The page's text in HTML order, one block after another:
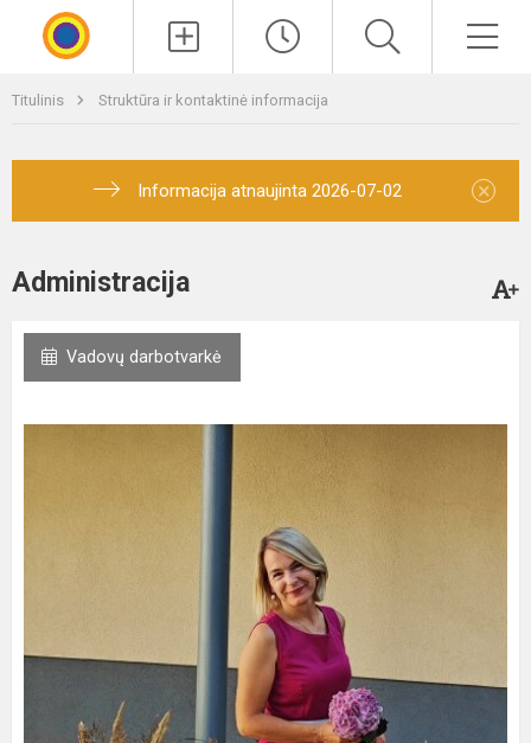
Titulinis Struktūra ir kontaktinė informacija
Informacija atnaujinta 2026-07-02 ×
Administracija
Vadovų darbotvarkė